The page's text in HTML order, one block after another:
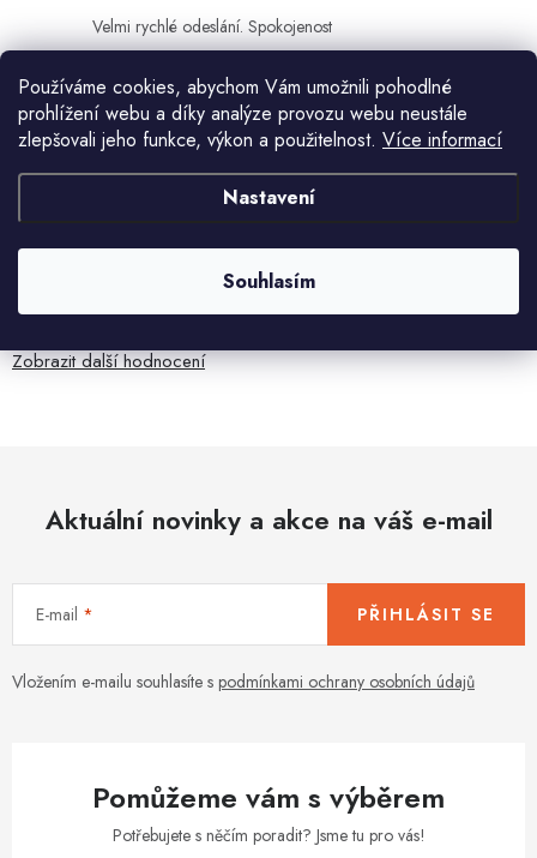
Používáme cookies, abychom Vám umožnili pohodlné
prohlížení webu a díky analýze provozu webu neustále
zlepšovali jeho funkce, výkon a použitelnost. Více informací
Nastavení
Souhlasím
Velmi rychlé odeslání. Spokojenost
HELENA MINAŘÍKOVÁ
5.8.2026
Je sice větší ale vypadá dobře
Ivana Mimrackova
2.8.2026
Zobrazit další hodnocení
Aktuální novinky a akce na váš e-mail
E-mail
Vložením e-mailu souhlasíte s podmínkami ochrany osobních údajů
PŘIHLÁSIT SE
Pomůžeme vám s výběrem
Potřebujete s něčím poradit? Jsme tu pro vás!